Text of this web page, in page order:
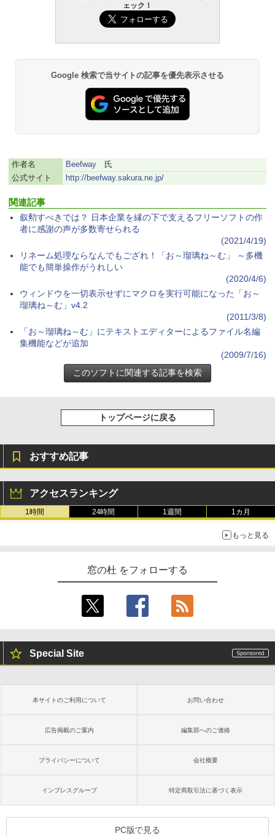
￥123,400
Amazon Kindle Paperwhite (16GB) 7イ
ンチディスプレイ、色調調節ライト、12
￥27,980
Amazon Kindle - 目に優しい、かさばら
ない、大きな画面で読みやすい、6週間持
￥19,980
Kindle Paperwhite シグニチャーエディ
ション (32GB) 7インチディスプレイ、明
るさ自動調整、色調調節ライト、12週間
持続バッテリー、広告なし、メタリック
￥32,980
ージ、防水、7インチカラーディスプレ
イ、色調調節ライト、最大8週間持続バッ
テリー、広告無し、ブラック (2025年発
￥39,980
11インチカラーディスプレイ、64GBスト
レージ、ノート機能搭載、明るさ自動調
き、グラファイト
￥115,980
ェック！
Google 検索で当サイトの記事を優先表示させる
作者名 Beefway氏
公式サイト
http://beefway.sakura.ne.jp/
関連記事
叙勲すべきでは？ 日本企業を縁の下で支えるフリーソフトの作
者に感謝の声が多数寄せられる
(2021/4/19)
リネーム処理ならなんでもござれ！「お～瑠璃ね～む」 ～多機
能でも簡単操作がうれしい
(2020/4/6)
ウィンドウを一切表示せずにマクロを実行可能になった「お～
瑠璃ね～む」v4.2
(2011/3/8)
「お～瑠璃ね～む」にテキストエディターによるファイル名編
集機能などが追加
(2009/7/16)
トップページに戻る
おすすめ記事
アクセスランキング
1時間 24時間 1週間 1カ月
もっと見る
窓の杜 をフォローする
Special Site
本サイトのご利用について お問い合わせ
広告掲載のご案内 編集部へのご連絡
プライバシーについて 会社概要
インプレスグループ 特定商取引法に基づく表示
PC版で見る